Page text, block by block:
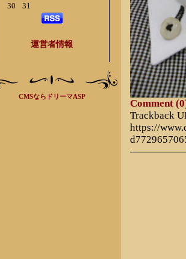
30
31
運営者情報
CMSならドリーマASP
Comment
Trackback
https://